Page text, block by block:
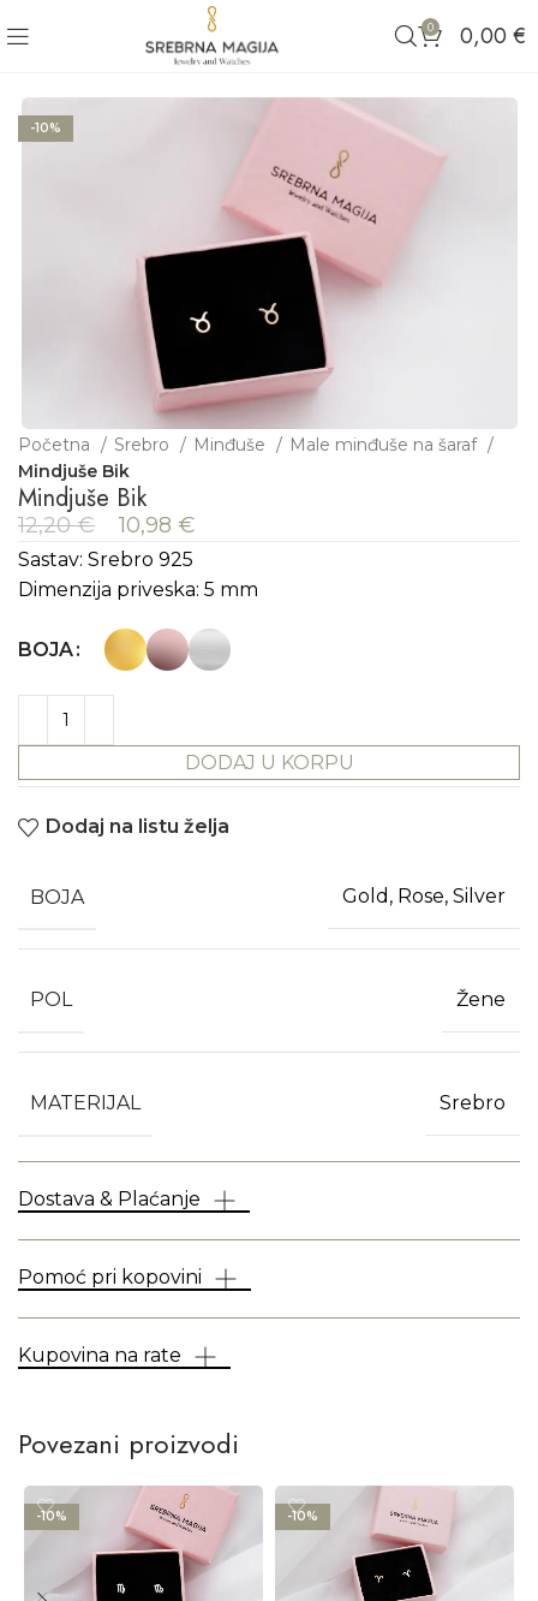
0 0,00 €
-10%
Početna Srebro Minđuše
Male minđuše na šaraf
Mindjuše Bik
Mindjuše Bik
12,20€ 10,98 €
Sastav: Srebro 925
Dimenzija priveska: 5 mm
BOJA
DODAJ U KORPU
Dodaj na listu želja
BOJA Gold, Rose, Silver
POL Žene
MATERIJAL Srebro
Dostava & Plaćanje
Pomoć pri kopovini
Kupovina na rate
Povezani proizvodi
-10% -10%